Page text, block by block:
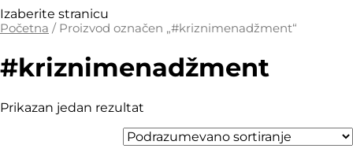
Izaberite stranicu
Početna / Proizvod označen „#kriznimenadžment“
#kriznimenadžment
Prikazan jedan rezultat